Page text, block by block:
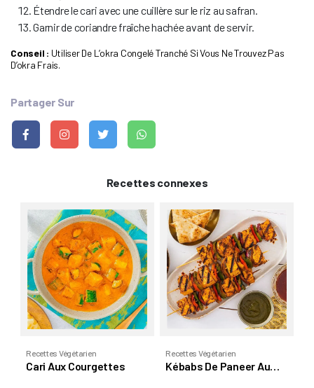
Étendre le cari avec une cuillère sur le riz au safran.
Garnir de coriandre fraîche hachée avant de servir.
Conseil : Utiliser De L’okra Congelé Tranché Si Vous Ne Trouvez Pas
D’okra Frais.
Partager Sur
Recettes connexes
Recettes Végétarien
Cari Aux Courgettes
Recettes Végétarien
Kébabs De Paneer Au